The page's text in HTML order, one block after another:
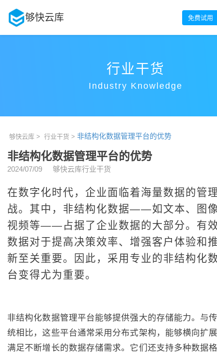
够快云库 免费试用
行业干货
Industry Knowledge
够快云库 > 行业干货 > 非结构化数据管理平台的优势
非结构化数据管理平台的优势
2024/07/09 够快云库行业干货
在数字化时代，企业面临着海量数据的管
战。其中，非结构化数据——如文本、图
视频等——占据了企业数据的大部分。有
数据对于提高决策效率、增强客户体验和
新至关重要。因此，采用专业的非结构化
台变得尤为重要。
非结构化数据管理平台能够提供强大的存储能力。与
统相比，这些平台通常采用分布式架构，能够横向扩
满足不断增长的数据存储需求。它们还支持多种数据